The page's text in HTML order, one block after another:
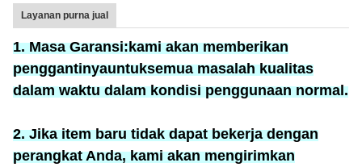
Layanan purna jual
1. Masa Garansi:kami akan memberikan
penggantinyauntuksemua masalah kualitas
dalam waktu dalam kondisi penggunaan normal.
2. Jika item baru tidak dapat bekerja dengan
perangkat Anda, kami akan mengirimkan